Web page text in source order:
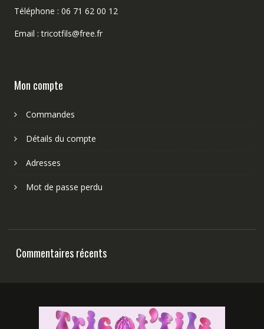
Téléphone : 06 71 62 00 12
Email : tricotfils@free.fr
Mon compte
Commandes
Détails du compte
Adresses
Mot de passe perdu
Commentaires récents